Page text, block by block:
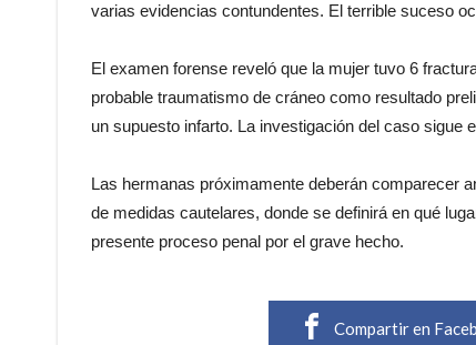
varias evidencias contundentes. El terrible suceso
El examen forense reveló que la mujer tuvo 6
probable traumatismo de cráneo como resultado
un supuesto infarto. La investigación del caso sigue
Las hermanas próximamente deberán comparecer
de medidas cautelares, donde se definirá en qué
presente proceso penal por el grave hecho.
Compartir en